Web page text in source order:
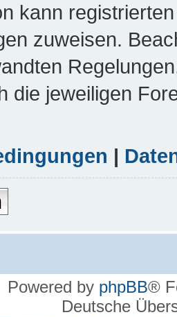
kann
zuweisen.
die jeweiligen
|
Powered by phpBB®
Deutsche